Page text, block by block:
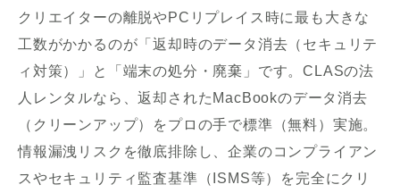
クリエイターの離脱やPCリプレイス時に最も大きな
工数がかかるのが「返却時のデータ消去（セキュリテ
ィ対策）」と「端末の処分・廃棄」です。CLASの法
人レンタルなら、返却されたMacBookのデータ消去
（クリーンアップ）をプロの手で標準（無料）実施。
情報漏洩リスクを徹底排除し、企業のコンプライアン
スやセキュリティ監査基準（ISMS等）を完全にクリ